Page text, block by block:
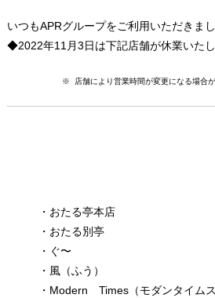
いつもAPRグループをご利用いただきま
◆2022年11月3日は下記店舗が休業いたし
※ 店舗により営業時間が変更になる場合
・おたる亭本店
・おたる別亭
・ぐ〜
・風（ふう）
・Modern Times（モダンタイムス